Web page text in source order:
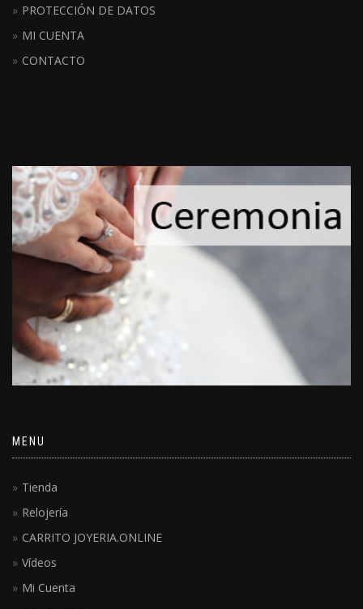
PROTECCIÓN DE DATOS
MI CUENTA
CONTACTO
MENU
Tienda
Relojería
CARRITO JOYERIA.ONLINE
Vídeos
Mi Cuenta